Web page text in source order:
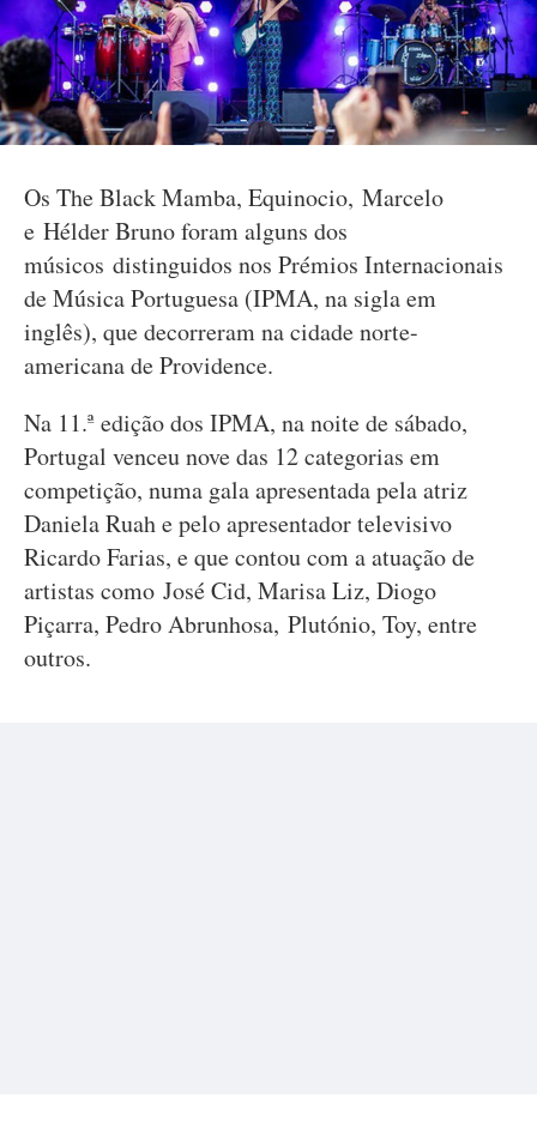
Os The Black Mamba, Equinocio, Marcelo
e Hélder Bruno foram alguns dos
músicos distinguidos nos Prémios Internacionais
de Música Portuguesa (IPMA, na sigla em
inglês), que decorreram na cidade norte-
americana de Providence.
Na 11.ª edição dos IPMA, na noite de sábado,
Portugal venceu nove das 12 categorias em
competição, numa gala apresentada pela atriz
Daniela Ruah e pelo apresentador televisivo
Ricardo Farias, e que contou com a atuação de
artistas como José Cid, Marisa Liz, Diogo
Piçarra, Pedro Abrunhosa, Plutónio, Toy, entre
outros.